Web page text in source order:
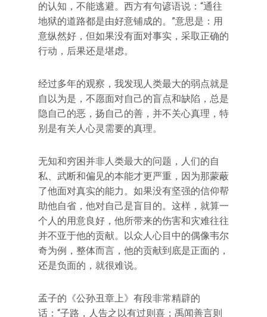
的认知，不能逃避。西方有句谚语说：“通往
地狱的道路都是由好意铺成的。”意思是：用
意纵然好，但如果没有面对事实，采取正确的
行动，后果还是堪虑。
经过多年的观察，我发现人类最大的弱点就是
自以为是，不愿面对自己的盲点和缺陷，总是
隐自己的恶，扬自己的善，并不关心真理，特
别是有关人心灵需要的真理。
无知和穷困并非人类最大的问题，人们的自
私、武断和偏见的本能才更严重，因为那蒙蔽
了他面对真实的能力。如果没有坚强的信仰帮
助他自省，他对自己是盲目的。这样，就算一
个人的用意良好，他所带来的伤害和灾难往往
并不亚于他的贡献。以众人心目中的偶像韦尔
奇为例，整体而言，他的贡献到底是正面的，
还是负面的，就很难说。
孟子的《公孙丑章上》有段非常精辟的
话：“子路，人告之以有过则喜；禹闻善言则